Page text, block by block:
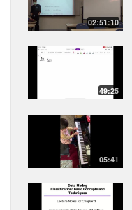
02:51:10
49:25
05:41